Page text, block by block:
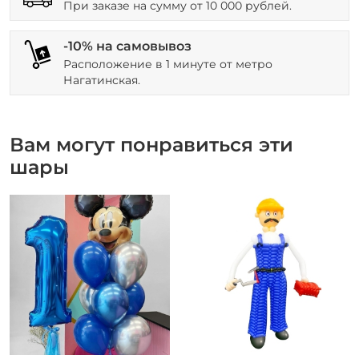
При заказе на сумму от 10 000 рублей.
-10% на самовывоз
Расположение в 1 минуте от метро
Нагатинская.
Вам могут понравиться эти
шары